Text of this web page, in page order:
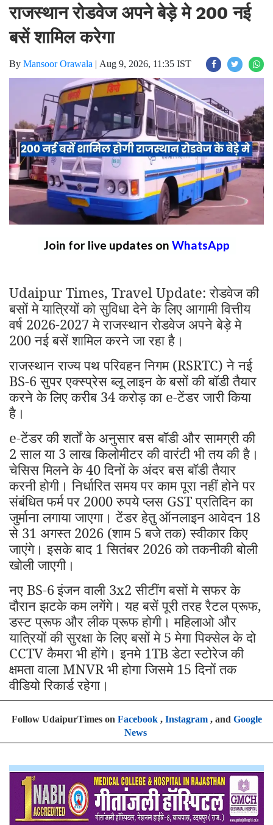
राजस्थान रोडवेज अपने बेड़े मे 200 नई
बसें शामिल करेगा
By Mansoor Orawala | Aug 9, 2026, 11:35 IST
Join for live updates on WhatsApp
Udaipur Times, Travel Update: रोडवेज की
बसों मे यात्रियों को सुविधा देने के लिए आगामी वित्तीय
वर्ष 2026-2027 मे राजस्थान रोडवेज अपने बेड़े मे
200 नई बसें शामिल करने जा रहा है।
राजस्थान राज्य पथ परिवहन निगम (RSRTC) ने नई
BS-6 सुपर एक्स्प्रेस ब्लू लाइन के बसों की बॉडी तैयार
करने के लिए करीब 34 करोड़ का e-टेंडर जारी किया
है।
e-टेंडर की शर्तों के अनुसार बस बॉडी और सामग्री की
2 साल या 3 लाख किलोमीटर की वारंटी भी तय की है।
चेसिस मिलने के 40 दिनों के अंदर बस बॉडी तैयार
करनी होगी। निर्धारित समय पर काम पूरा नहीं होने पर
संबंधित फर्म पर 2000 रुपये प्लस GST प्रतिदिन का
जुर्माना लगाया जाएगा। टेंडर हेतु ऑनलाइन आवेदन 18
से 31 अगस्त 2026 (शाम 5 बजे तक) स्वीकार किए
जाएंगे। इसके बाद 1 सितंबर 2026 को तकनीकी बोली
खोली जाएगी।
नए BS-6इंजन वाली 3x2 सीटींग बसों मे सफर के
दौरान झटके कम लगेंगे। यह बसें पूरी तरह रैटल प्रूफ,
डस्ट प्रूफ और लीक प्रूफ होगी। महिलाओ और
यात्रियों की सुरक्षा के लिए बसों मे 5 मेगा पिक्सेल के दो
CCTV कैमरा भी होंगे। इनमे 1TB डेटा स्टोरेज की
क्षमता वाला MNVR भी होगा जिसमे 15 दिनों तक
वीडियो रिकार्ड रहेगा।
Follow UdaipurTimes on Facebook, Instagram, and Google
News